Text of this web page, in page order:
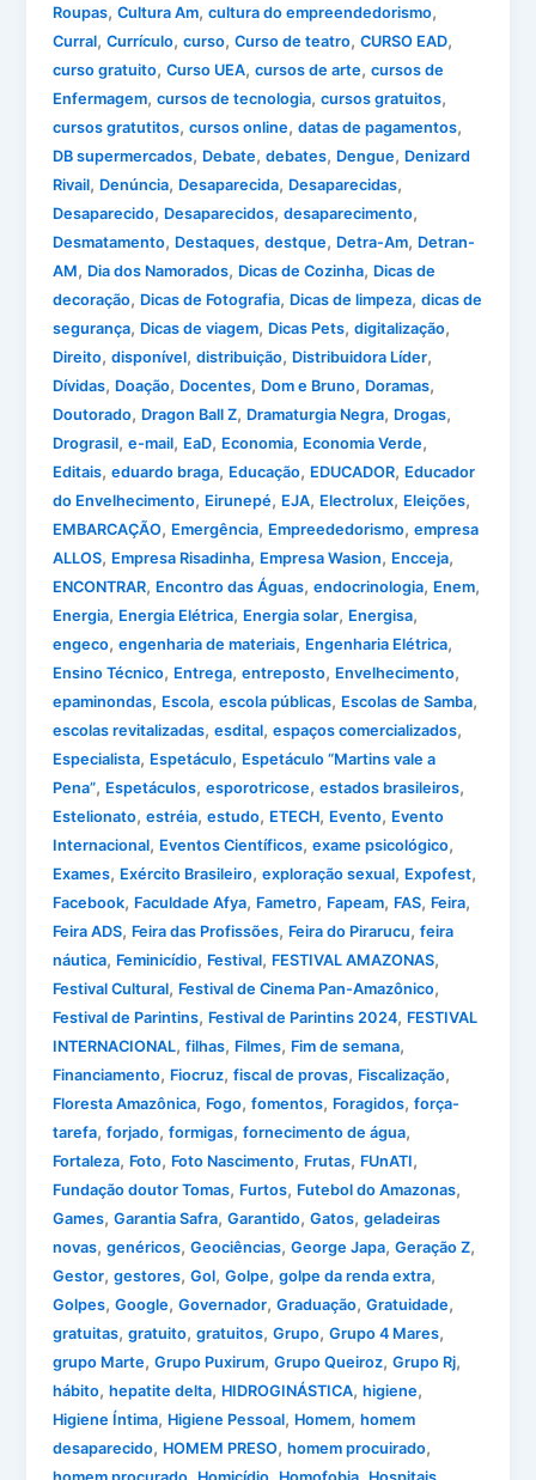
Roupas,Cultura Am,cultura do empreendedorismo,
Curral,Currículo,curso,Curso de teatro,CURSO EAD,
curso gratuito,Curso UEA,cursos de arte,cursos de
Enfermagem,cursos de tecnologia,cursos gratuitos,
cursos gratutitos,cursos online,datas de pagamentos,
DB supermercados, Debate,debates, Dengue, Denizard
Rivail, Denúncia, Desaparecida, Desaparecidas,
Desaparecido, Desaparecidos,desaparecimento,
Desmatamento, Destaques,destque, Detra-Am, Detran-
AM, Dia dos Namorados, Dicas de Cozinha, Dicas de
decoração, Dicas de Fotografia, Dicas de limpeza,dicas de
segurança, Dicas de viagem, Dicas Pets,digitalização,
Direito,disponível,distribuição, Distribuidora Líder,
Dívidas, Doação, Docentes, Dom e Bruno, Doramas,
Doutorado, Dragon Ball Z, Dramaturgia Negra, Drogas,
Drograsil,e-mail, EaD, Economia, Economia Verde,
Editais,eduardo braga, Educação, EDUCADOR, Educador
do Envelhecimento, Eirunepé, EJA, Electrolux, Eleições,
EMBARCAÇÃO, Emergência, Empreededorismo,empresa
ALLOS, Empresa Risadinha, Empresa Wasion, Encceja,
ENCONTRAR, Encontro das Águas,endocrinologia, Enem,
Energia, Energia Elétrica, Energia solar, Energisa,
engeco,engenharia de materiais, Engenharia Elétrica,
Ensino Técnico, Entrega,entreposto, Envelhecimento,
epaminondas, Escola,escola públicas, Escolas de Samba,
escolas revitalizadas,esdital,espaços comercializados,
Especialista, Espetáculo, Espetáculo “Martins vale a
Pena”, Espetáculos,esporotricose,estados brasileiros,
Estelionato,estréia,estudo, ETECH, Evento, Evento
Internacional, Eventos Científicos,exame psicológico,
Exames, Exército Brasileiro,exploração sexual, Expofest,
Facebook, Faculdade Afya, Fametro, Fapeam, FAS, Feira,
Feira ADS, Feira das Profissões, Feira do Pirarucu,feira
náutica, Feminicídio, Festival, FESTIVAL AMAZONAS,
Festival Cultural, Festival de Cinema Pan-Amazônico,
Festival de Parintins, Festival de Parintins 2024, FESTIVAL
INTERNACIONAL,filhas, Filmes, Fim de semana,
Financiamento, Fiocruz,fiscal de provas, Fiscalização,
Floresta Amazônica, Fogo,fomentos, Foragidos,força-
tarefa,forjado,formigas,fornecimento de água,
Fortaleza, Foto, Foto Nascimento, Frutas, FUnATI,
Fundação doutor Tomas, Furtos, Futebol do Amazonas,
Games,Garantia Safra,Garantido,Gatos,geladeiras
novas,genéricos,Geociências,George Japa,Geração Z,
Gestor,gestores,Gol,Golpe,golpe da renda extra,
Golpes,Google,Governador,Graduação,Gratuidade,
gratuitas,gratuito,gratuitos,Grupo,Grupo 4 Mares,
grupo Marte,Grupo Puxirum,Grupo Queiroz,Grupo Rj,
hábito,hepatite delta, HIDROGINÁSTICA,higiene,
Higiene Íntima, Higiene Pessoal, Homem,homem
desaparecido, HOMEM PRESO,homem procuirado,